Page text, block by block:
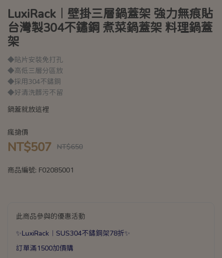
LuxiRack︱壁掛三層鍋蓋架 強力無痕貼
台灣製304不鏽鋼 煮菜鍋蓋架 料理鍋蓋
架
◆貼片安裝免打孔
◆高低三層分區放
◆採用304不鏽鋼
◆好清洗髒污不留
鍋蓋就放這裡
瘋搶價
NT$507 NT$650
商品編號: F02085001
此商品參與的優惠活動
✨LuxiRack︱SUS304不鏽鋼架78折✨
訂單滿1500加價購